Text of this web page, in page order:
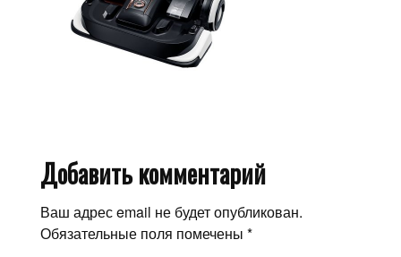
Добавить комментарий
Ваш адрес email не будет опубликован.
Обязательные поля помечены *